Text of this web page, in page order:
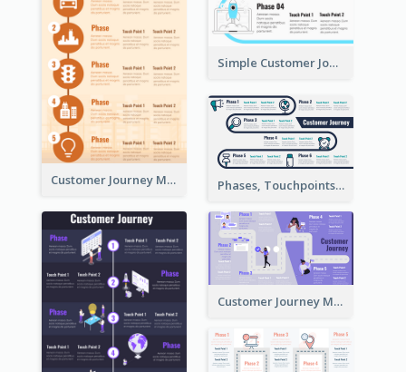
Simple Customer Journey Map Template
Customer Journey Map for Infographic Phases, Touchpoints in Customer Journey Map
Customer Journey Map in 5 Phases